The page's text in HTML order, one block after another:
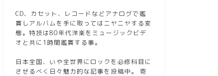
CD、カセット、レコードなどアナログで鑑
賞しアルバムを手に取ってはニヤニヤする変
態。特技は80年代洋楽をミュージックビデ
オと共に1時間鑑賞する事。
日本全国、いや全世界にロックを必修科目に
させるべく日々魅力的な記事を投稿中。 寄